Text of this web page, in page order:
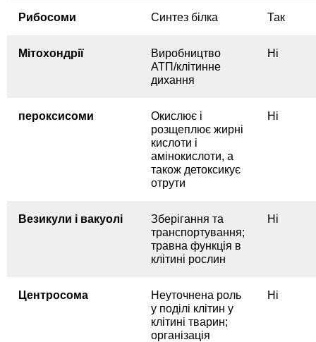
Рибосоми Синтез білка Так
Мітохондрії
Виробництво
АТП/клітинне
дихання
Ні
пероксисоми
Окислює і
розщеплює жирні
кислоти і
амінокислоти, а
також детоксикує
отрути
Ні
Везикули і вакуолі
Зберігання та
транспортування;
травна функція в
клітині рослин
Ні
Центросома
Неуточнена роль
у поділі клітин у
клітині тварин;
організація
Ні